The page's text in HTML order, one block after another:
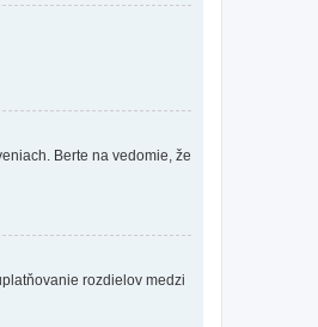
Berte na vedomie, že
rozdielov medzi